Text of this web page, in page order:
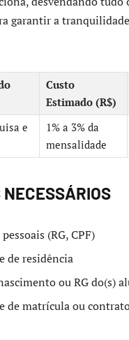
garantir a
Custo
Estimado (R$)
e
1% a 3% da
mensalidade
(RG, CPF)
de residência
ou RG do(s)
de matrícula ou